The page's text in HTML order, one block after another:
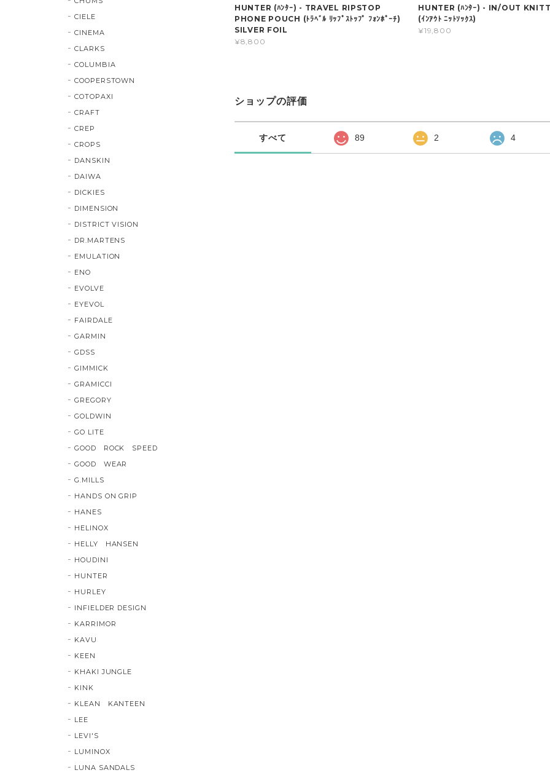
HUNTER (ﾊﾝﾀｰ) - TRAVEL RIPSTOP
PHONE POUCH (ﾄﾗﾍﾞﾙ ﾘｯﾌﾟｽﾄｯﾌﾟ ﾌｫﾝﾎﾟｰﾁ)
SILVER FOIL
¥8,800
HUNTER (ﾊﾝﾀｰ) - IN/OUT
(ｲﾝｱｳﾄ ﾆｯﾄｿｯｸｽ)
¥19,800
ショップの評価
すべて 89 2 4
CIELE
CINEMA
CLARKS
COLUMBIA
COOPERSTOWN
COTOPAXI
CRAFT
CREP
CROPS
DANSKIN
DAIWA
DICKIES
DIMENSION
DISTRICT VISION
DR.MARTENS
EMULATION
ENO
EVOLVE
EYEVOL
FAIRDALE
GARMIN
GDSS
GIMMICK
GRAMICCI
GREGORY
GOLDWIN
GO LITE
GOOD ROCK SPEED
GOOD WEAR
G.MILLS
HANDS ON GRIP
HANES
HELINOX
HELLY HANSEN
HOUDINI
HUNTER
HURLEY
INFIELDER DESIGN
KARRIMOR
KAVU
KEEN
KHAKI JUNGLE
KINK
KLEAN KANTEEN
LEE
LEVI'S
LUMINOX
LUNA SANDALS